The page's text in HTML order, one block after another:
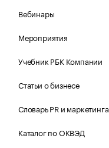
Вебинары
Мероприятия
Учебник РБК Компании
Статьи о бизнесе
Словарь PR и маркетинга
Каталог по ОКВЭД